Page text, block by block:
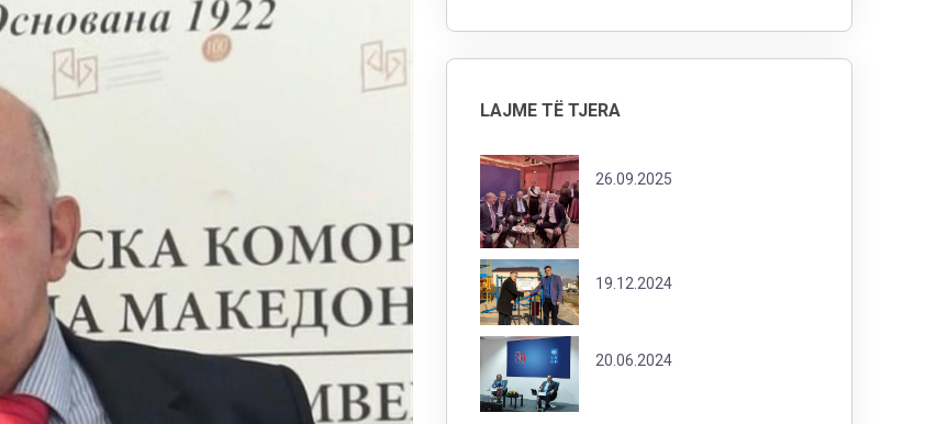
LAJME TË TJERA
26.09.2025
19.12.2024
20.06.2024